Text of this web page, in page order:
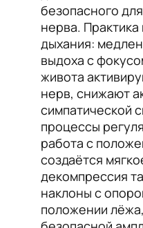
безопасного
нерва.
дыхания:
выдоха с
живота
нерв, снижают
симпатической
процессы
работа с
создаётся
декомпрессия
наклоны с
положении